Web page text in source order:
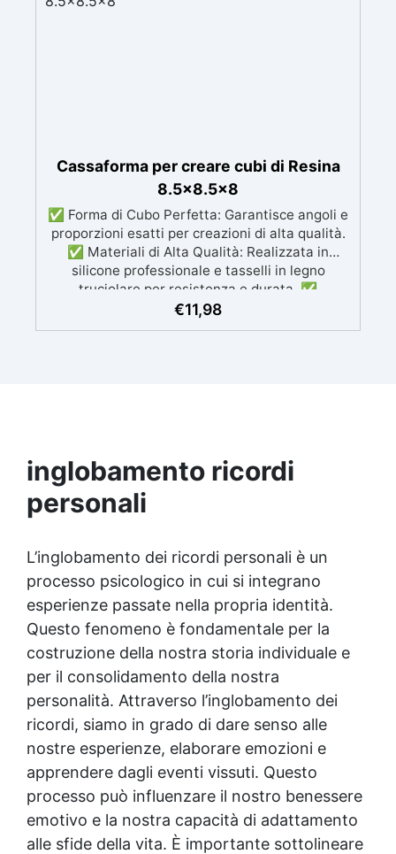
Cassaforma per creare cubi di Resina
8.5x8.5x8
✅ Forma di Cubo Perfetta: Garantisce angoli e
proporzioni esatti per creazioni di alta qualità.
✅ Materiali di Alta Qualità: Realizzata in
silicone professionale e tasselli in legno
truciolare per resistenza e durata. ✅
Indeformabile e Resistente: Mantiene la forma
€11,98
inglobamento ricordi
personali
L’inglobamento dei ricordi personali è un
processo psicologico in cui si integrano
esperienze passate nella propria identità.
Questo fenomeno è fondamentale per la
costruzione della nostra storia individuale e
per il consolidamento della nostra
personalità. Attraverso l’inglobamento dei
ricordi, siamo in grado di dare senso alle
nostre esperienze, elaborare emozioni e
apprendere dagli eventi vissuti. Questo
processo può influenzare il nostro benessere
emotivo e la nostra capacità di adattamento
alle sfide della vita. È importante sottolineare